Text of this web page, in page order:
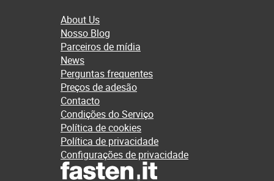
About Us
Nosso Blog
Parceiros de mídia
News
Perguntas frequentes
Preços de adesão
Contacto
Condições do Serviço
Política de cookies
Política de privacidade
Configurações de privacidade